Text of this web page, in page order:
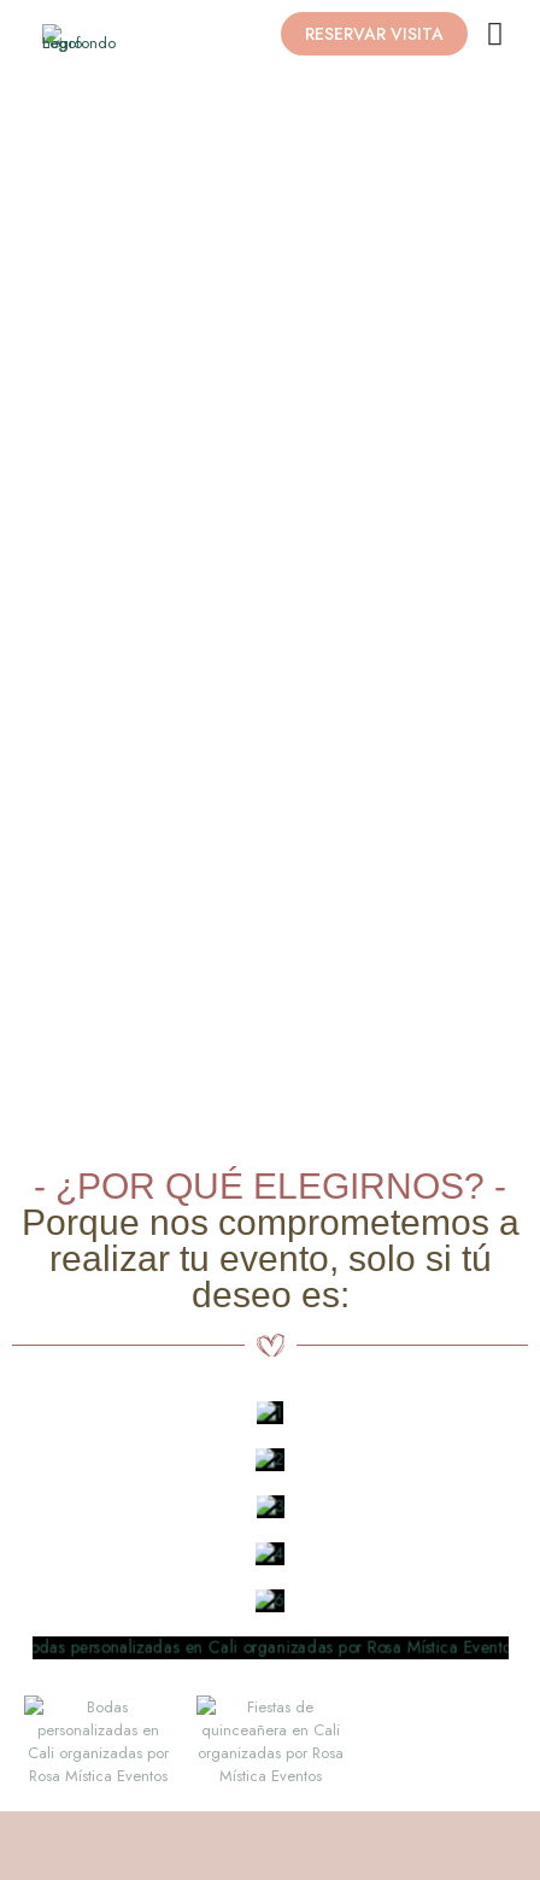
RESERVAR VISITA
- ¿POR QUÉ ELEGIRNOS? -
Porque nos comprometemos a
realizar tu evento, solo si tú
deseo es: